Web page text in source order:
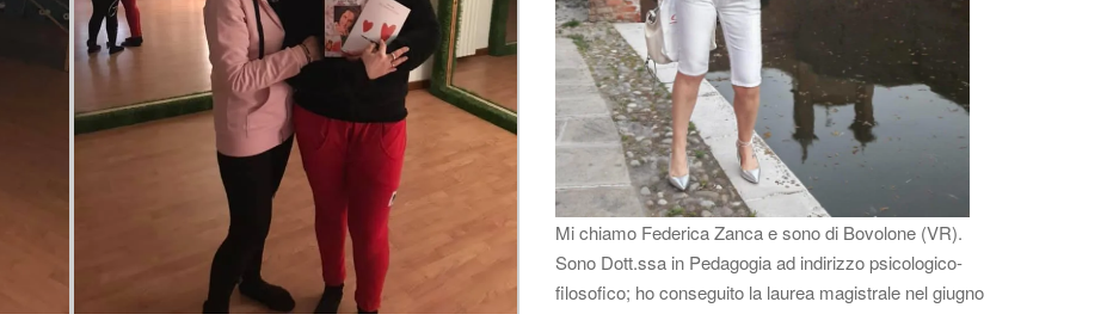
Mi chiamo Federica Zanca e sono di Bovolone (VR).
Sono Dott.ssa in Pedagogia ad indirizzo psicologico-
filosofico; ho conseguito la laurea magistrale nel giugno